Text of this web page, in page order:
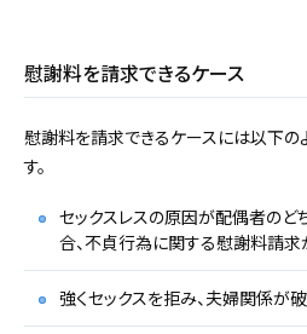
慰謝料を請求できるケース
慰謝料を請求できるケースには以下の
す。
セックスレスの原因が配偶者のど
合、不貞行為に関する慰謝料請求
強くセックスを拒み、夫婦関係が